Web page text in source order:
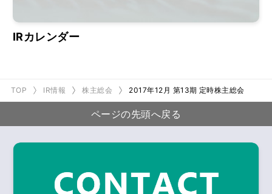
IRカレンダー
ページの先頭へ戻る
TOP IR情報 株主総会 2017年12月 第13期 定時株主総会